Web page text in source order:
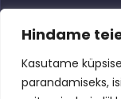
Hindame
Kasutame
parandamiseks,